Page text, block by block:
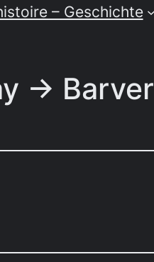
– Geschichte
→ Barver